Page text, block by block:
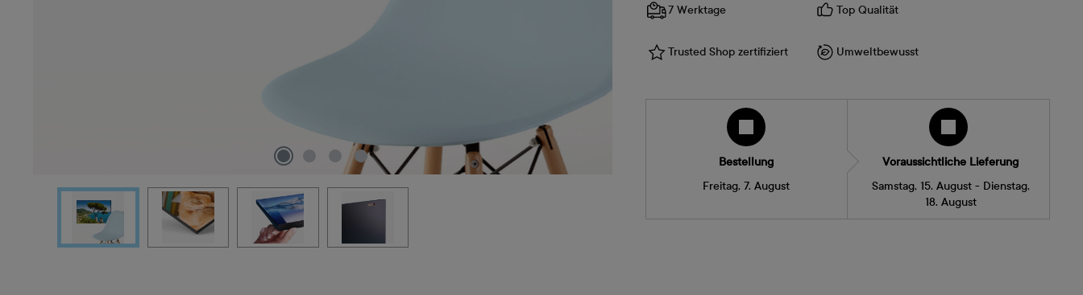
7 Werktage Top Qualität
Trusted Shop zertifiziert Umweltbewusst
Bestellung
Freitag, 7. August
Voraussichtliche Lieferung
Samstag, 15. August - Dienstag,
18. August